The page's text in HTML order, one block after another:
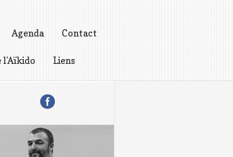
Agenda Contact
l'Aïkido Liens